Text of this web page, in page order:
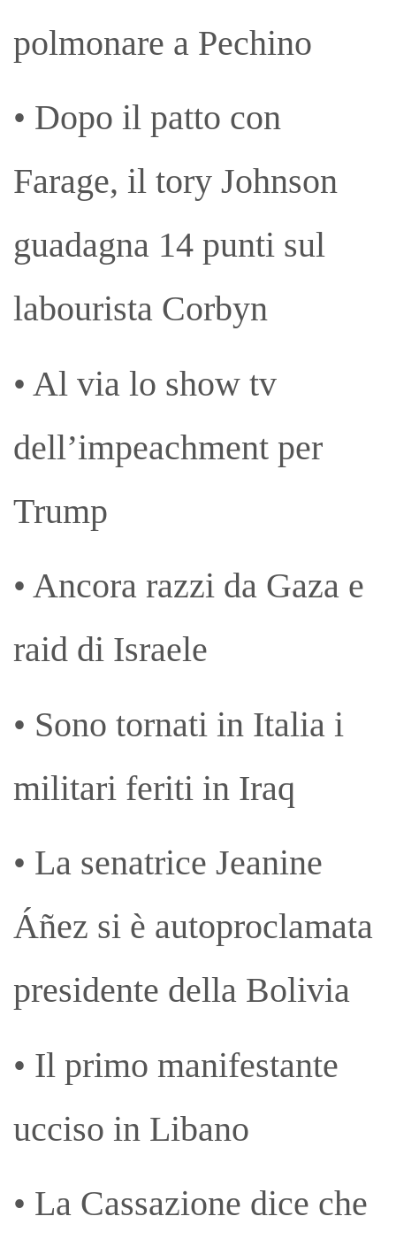
polmonare a Pechino
• Dopo il patto con
Farage, il tory Johnson
guadagna 14 punti sul
labourista Corbyn
• Al via lo show tv
dell’impeachment per
Trump
• Ancora razzi da Gaza e
raid di Israele
• Sono tornati in Italia i
militari feriti in Iraq
• La senatrice Jeanine
Áñez si è autoproclamata
presidente della Bolivia
• Il primo manifestante
ucciso in Libano
• La Cassazione dice che